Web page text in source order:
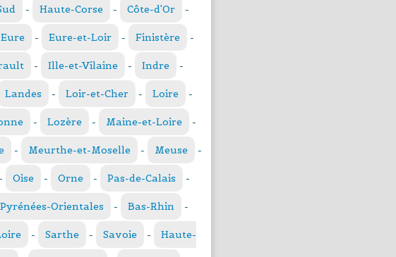
- Haute-Corse - Côte-d'Or -
Eure - Eure-et-Loir - Finistère -
- Ille-et-Vilaine - Indre -
Landes - Loir-et-Cher - Loire -
- Lozère - Maine-et-Loire -
- Meurthe-et-Moselle - Meuse -
- Oise - Orne - Pas-de-Calais -
Pyrénées-Orientales - Bas-Rhin -
- Sarthe - Savoie - Haute-